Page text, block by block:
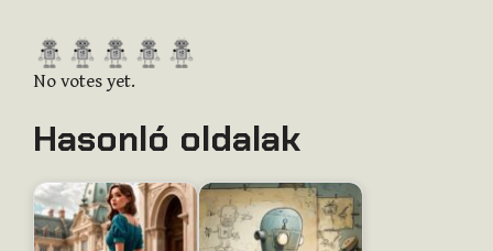
R
a
e
h
i
s
No votes yet.
Hasonló oldalak